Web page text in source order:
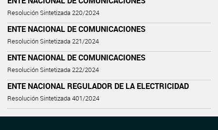
Resolución Sintetizada 220/2024
ENTE NACIONAL DE COMUNICACIONES
Resolución Sintetizada 221/2024
ENTE NACIONAL DE COMUNICACIONES
Resolución Sintetizada 222/2024
ENTE NACIONAL REGULADOR DE LA ELECTRICIDAD
Resolución Sintetizada 401/2024